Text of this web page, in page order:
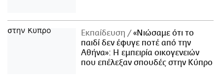
Εκπαίδευση
«Νιώσαμε ότι το
παιδί δεν έφυγε ποτέ από την
Αθήνα»: Η εμπειρία οικογενειών
που επέλεξαν σπουδές στην Κύπρο